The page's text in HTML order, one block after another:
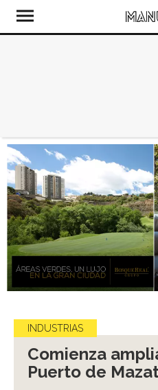
INDUSTRIAS
Comienza
Puerto de